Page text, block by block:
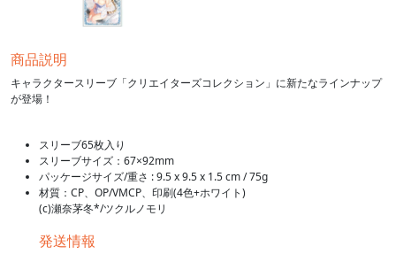
商品説明
キャラクタースリーブ「クリエイターズコレクション」に新たなラインナップ
が登場！
スリーブ65枚入り
スリーブサイズ：67×92mm
パッケージサイズ/重さ : 9.5 x 9.5 x 1.5 cm / 75g
材質：CP、OP/VMCP、印刷(4色+ホワイト)
(c)瀬奈茅冬*/ツクルノモリ
発送情報